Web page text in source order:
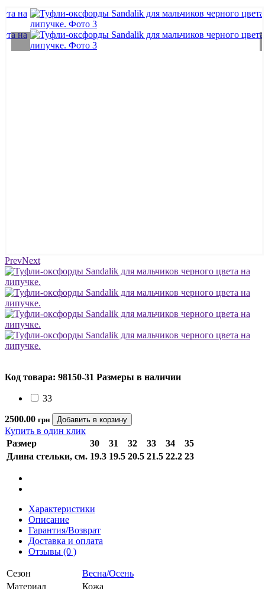
PrevNext
Код товара: 98150-31 Размеры в наличии
33
2500.00 грн
Купить в один клик
Размер
30 31 32 33 34
35
Длина стельки, см. 19.3 19.5 20.5 21.5 22.2 23
Характеристики
Описание
Гарантия/Возврат
Доставка и оплата
Отзывы (0 )
Сезон
Весна/Осень
Материал
Кожа